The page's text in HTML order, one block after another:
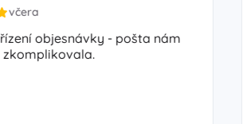
objesnávky - pošta nám